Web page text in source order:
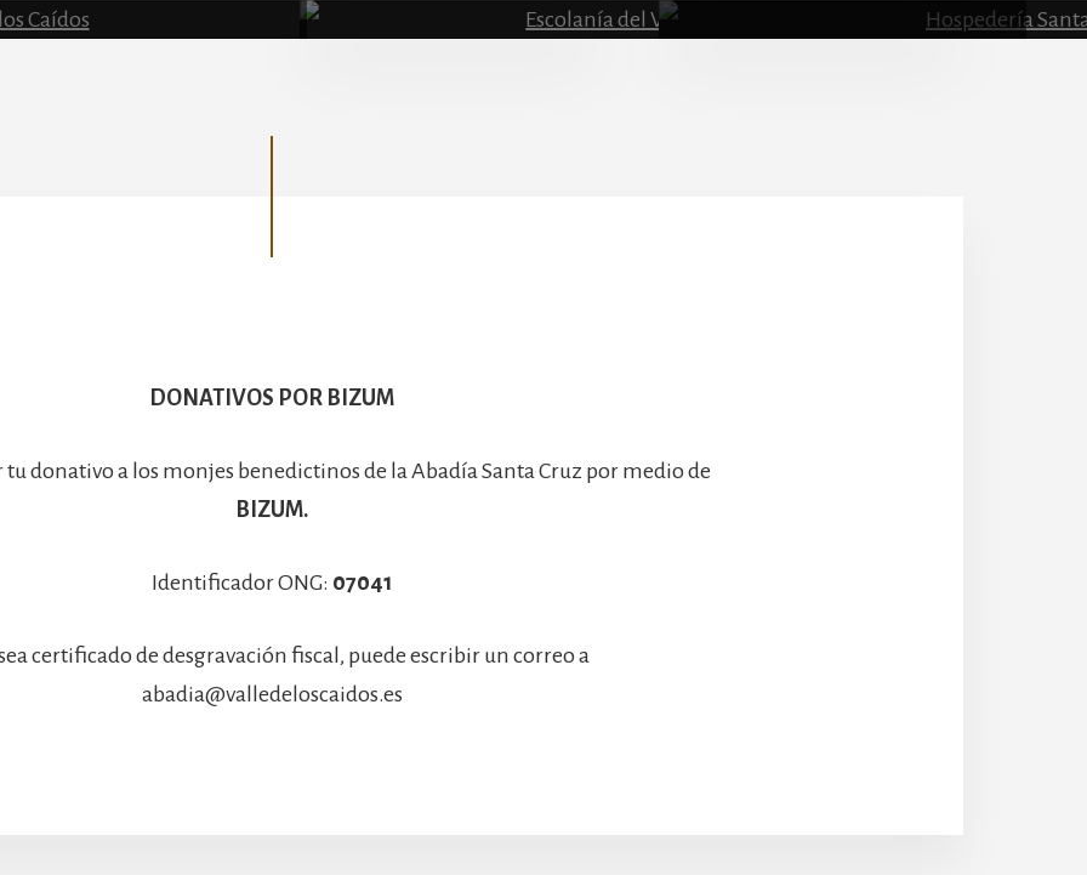
DONATIVOS POR BIZUM
tu donativo a los monjes benedictinos de la Abadía Santa Cruz por medio de
BIZUM.
Identificador ONG: 07041
certificado de desgravación fiscal, puede escribir un correo a
abadia@valledeloscaidos.es